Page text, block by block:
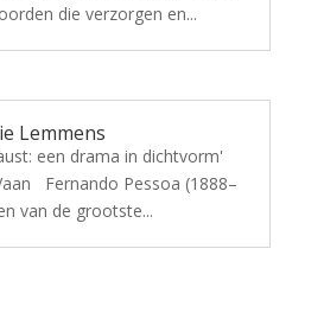
die verzorgen en...
Lemmens
een drama in dichtvorm'
Fernando Pessoa (1888–
van de grootste...